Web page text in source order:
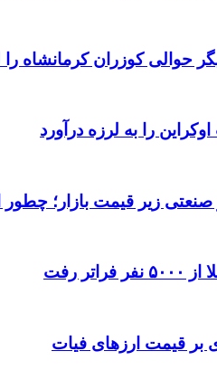
را به لرزه درآورد
زیر قیمت بازار؛ چطور
رفت
بر قیمت ارزهای فیات